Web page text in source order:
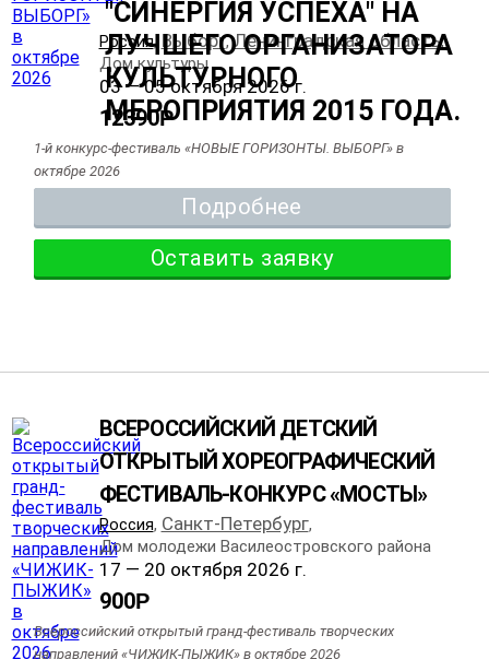
Россия, Выборг,Ленинградская область,
Дом культуры
03 — 05 октября 2026 г.
12390Р
1-й конкурс-фестиваль «НОВЫЕ ГОРИЗОНТЫ. ВЫБОРГ» в
октябре 2026
Подробнее
Оставить заявку
ВСЕРОССИЙСКИЙ ДЕТСКИЙ
ОТКРЫТЫЙ ХОРЕОГРАФИЧЕСКИЙ
ФЕСТИВАЛЬ-КОНКУРС «МОСТЫ»
Россия, Санкт-Петербург,
Дом молодежи Василеостровского района
17 — 20 октября 2026 г.
900Р
Всероссийский открытый гранд-фестиваль творческих
направлений «ЧИЖИК-ПЫЖИК» в октябре 2026